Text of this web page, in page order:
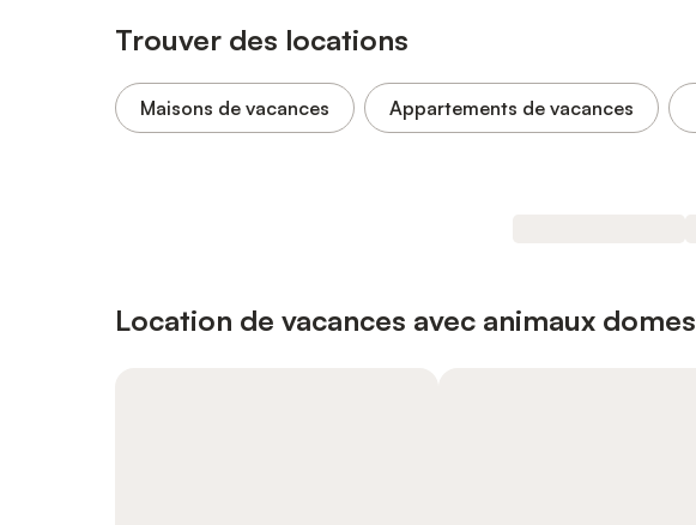
Trouver des locations
Maisons de vacances Appartements de vacances
Location de vacances avec animaux